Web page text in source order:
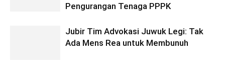
Pengurangan Tenaga PPPK
Jubir Tim Advokasi Juwuk Legi: Tak
Ada Mens Rea untuk Membunuh